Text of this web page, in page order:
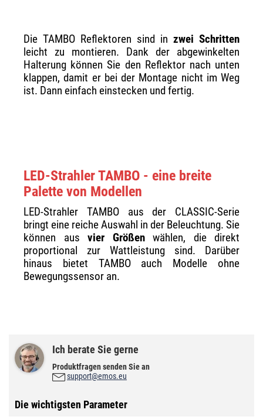
Die TAMBO Reflektoren sind in zwei Schritten
leicht zu montieren. Dank der abgewinkelten
Halterung können Sie den Reflektor nach unten
klappen, damit er bei der Montage nicht im Weg
ist. Dann einfach einstecken und fertig.
LED-Strahler TAMBO - eine breite
Palette von Modellen
LED-Strahler TAMBO aus der CLASSIC-Serie
bringt eine reiche Auswahl in der Beleuchtung. Sie
können aus vier Größenwählen, die direkt
proportional zur Wattleistung sind. Darüber
hinaus bietet TAMBO auch Modelle ohne
Bewegungssensor an.
Ich berate Sie gerne
Produktfragen senden Sie an
support@emos.eu
Die wichtigsten Parameter